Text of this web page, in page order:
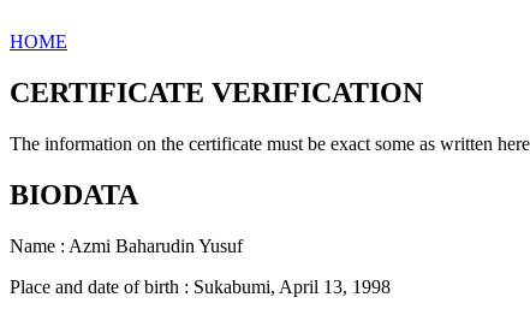
HOME
CERTIFICATE VERIFICATION
The information on the certificate must be exact some as written
BIODATA
Name : Azmi Baharudin Yusuf
Place and date of birth : Sukabumi, April 13, 1998